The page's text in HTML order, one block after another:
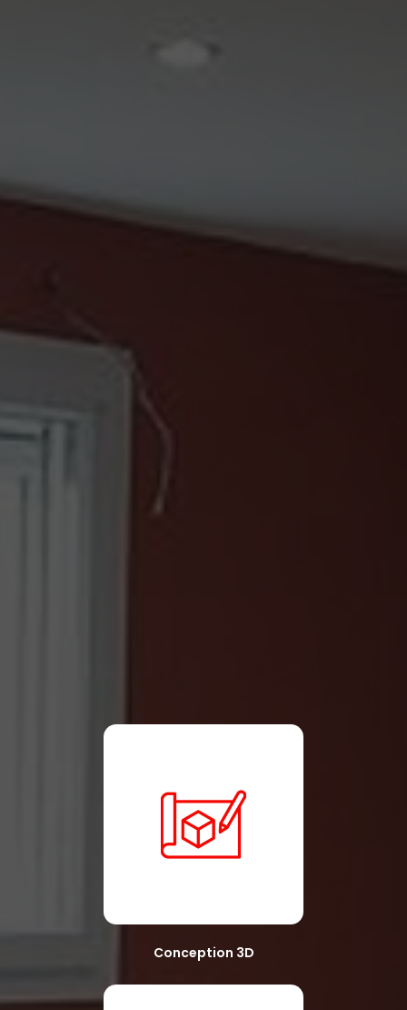
Conception 3D